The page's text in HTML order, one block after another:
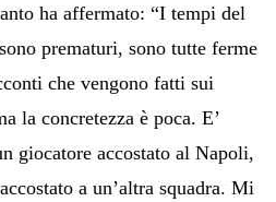
ha affermato: “I tempi del
prematuri, sono tutte ferme
che vengono fatti sui
la concretezza è poca. E’
giocatore accostato al Napoli,
a un’altra squadra. Mi